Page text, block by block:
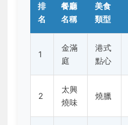
排
名
餐廳
名稱
美食
類型
1
金滿
庭
港式
點心
2
太興
燒味
燒臘